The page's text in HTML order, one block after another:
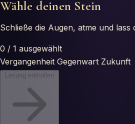
Wähle deinen Stein
Schließe die Augen, atme und
0 / 1 ausgewählt
Vergangenheit Gegenwart Zukunft
Lesung enthüllen